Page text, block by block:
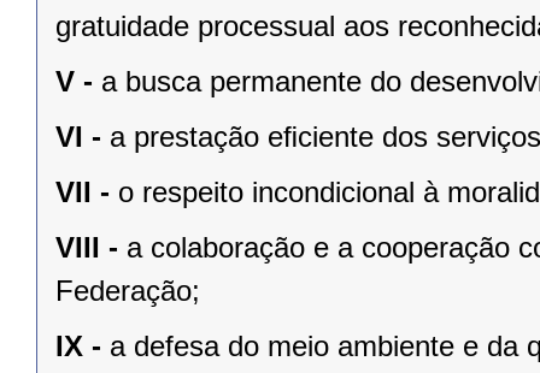
gratuidade processual aos
V - a busca permanente do
VI - a prestação eﬁciente dos
VII - o respeito incondicional à
VIII - a colaboração e a cooperação
Federação;
IX - a defesa do meio ambiente e da